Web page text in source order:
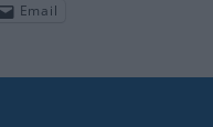
Email